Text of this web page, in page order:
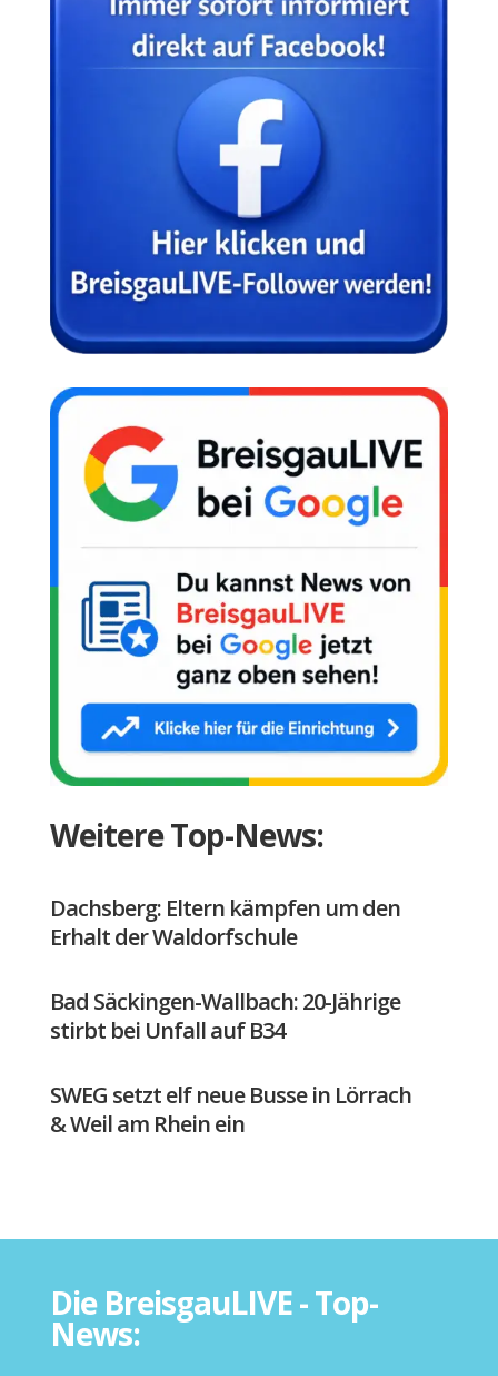
Weitere Top-News:
Dachsberg: Eltern kämpfen um den
Erhalt der Waldorfschule
Bad Säckingen-Wallbach: 20-Jährige
stirbt bei Unfall auf B34
SWEG setzt elf neue Busse in Lörrach
& Weil am Rhein ein
Die BreisgauLIVE - Top-
News: